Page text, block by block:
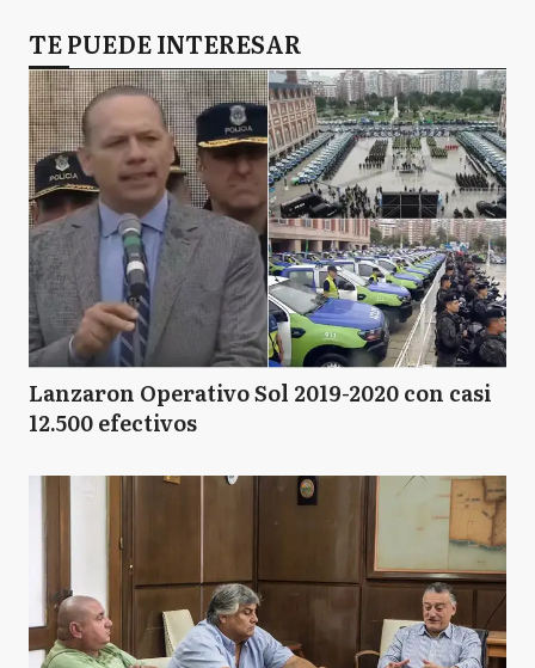
TE PUEDE INTERESAR
Lanzaron Operativo Sol 2019-2020 con casi
12.500 efectivos